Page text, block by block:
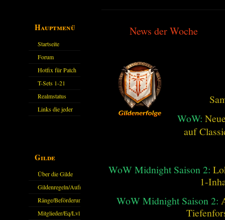
Hauptmenü
Startseite
Forum
Hotfix für Patch
11.X
T-Sets 1-21
Realmstatus
Links die jeder
Gilde
Über die Gilde
(DAW)
Gildenregeln/Aufnahme
Ränge/Beförderungen
Mitglieder/Eq/Lvl
News der Woche
WoW:
auf
WoW Midnight Saison 2:
1-
WoW Midnight Saison 2: